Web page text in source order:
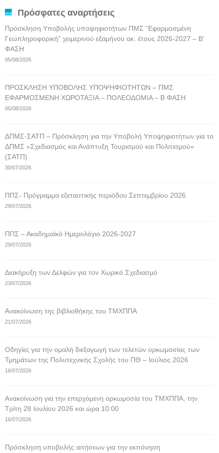
Πρόσφατες αναρτήσεις
Πρόσκληση Υποβολής υποψηφιοτήτων ΠΜΣ “Εφαρμοσμένη
Γεωπληροφορική” χειμερινού εξαμήνου ακ. έτους 2026-2027 – Β’
ΦΑΣΗ
05/08/2026
ΠΡΟΣΚΛΗΣΗ ΥΠΟΒΟΛΗΣ ΥΠΟΨΗΦΙΟΤΗΤΩΝ – ΠΜΣ
ΕΦΑΡΜΟΣΜΕΝΗ ΧΩΡΟΤΑΞΙΑ – ΠΟΛΕΟΔΟΜΙΑ – Β ΦΑΣΗ
05/08/2026
ΔΠΜΣ-ΣΑΤΠ – Πρόσκληση για την Υποβολή Υποψηφιοτήτων για το
ΔΠΜΣ «Σχεδιασμός και Ανάπτυξη Τουρισμού και Πολιτισμού»
(ΣΑΤΠ)
30/07/2026
ΠΠΣ- Πρόγραμμα εξεταστικής περιόδου Σεπτεμβρίου 2026
29/07/2026
ΠΠΣ – Ακαδημαϊκό Ημερολόγιο 2026-2027
29/07/2026
Διακήρυξη των Δελφών για τον Χωρικό Σχεδιασμό
23/07/2026
Ανακοίνωση της βιβλιοθήκης του ΤΜΧΠΠΑ
21/07/2026
Οδηγίες για την ομαλή διεξαγωγή των τελετών ορκωμοσίας των
Τμημάτων της Πολυτεχνικής Σχολής του ΠΘ – Ιούλιος 2026
16/07/2026
Ανακοίνωση για την επερχόμενη ορκωμοσία του ΤΜΧΠΠΑ, την
Τρίτη 28 Ιουλίου 2026 και ώρα 10:00
16/07/2026
Πρόσκληση υποβολής αιτήσεων για την εκπόνηση